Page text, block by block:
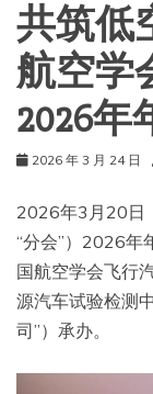
共筑低
航空学
2026年
2026 年 3 月 24 日
2026年3月20日
“分会”）2026年
国航空学会飞行
源汽车试验检测
司”）承办。